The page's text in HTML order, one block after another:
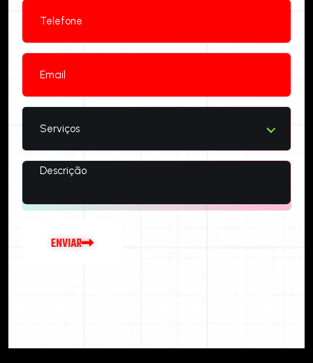
Serviços
ENVIAR